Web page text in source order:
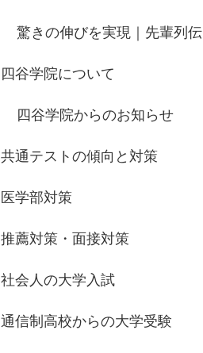
驚きの伸びを実現｜先輩列伝
四谷学院について
四谷学院からのお知らせ
共通テストの傾向と対策
医学部対策
推薦対策・面接対策
社会人の大学入試
通信制高校からの大学受験